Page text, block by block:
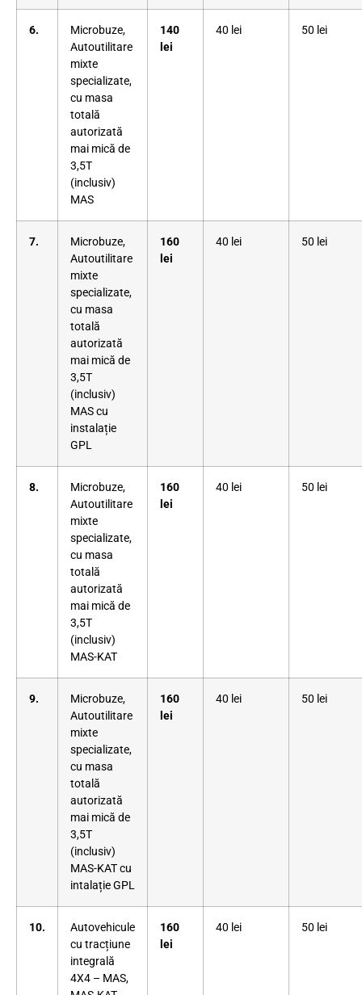
6.
Microbuze,
Autoutilitare
mixte
specializate,
cu masa
totală
autorizată
mai mică de
3,5T
(inclusiv)
MAS
140
lei
40 lei 50 lei
7.
Microbuze,
Autoutilitare
mixte
specializate,
cu masa
totală
autorizată
mai mică de
3,5T
(inclusiv)
MAS cu
instalație
GPL
160
lei
40 lei 50 lei
8.
Microbuze,
Autoutilitare
mixte
specializate,
cu masa
totală
autorizată
mai mică de
3,5T
(inclusiv)
MAS-KAT
160
lei
40 lei 50 lei
9.
Microbuze,
Autoutilitare
mixte
specializate,
cu masa
totală
autorizată
mai mică de
3,5T
(inclusiv)
MAS-KAT cu
intalație GPL
160
lei
40 lei 50 lei
10.
Autovehicule
cu tracțiune
integrală
4X4 – MAS,
160
lei
40 lei 50 lei